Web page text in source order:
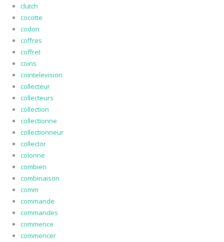
clutch
cocotte
codon
coffres
coffret
coins
cointelevision
collecteur
collecteurs
collection
collectionne
collectionneur
collector
colonne
combien
combinaison
comm
commande
commandes
commence
commencer